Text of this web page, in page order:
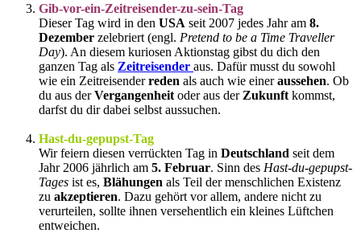
Gib-vor-ein-Zeitreisender-zu-sein-Tag
Dieser Tag wird in den USA seit 2007 jedes Jahr am 8.
Dezember zelebriert (engl. Pretend to be a Time Traveller
Day). An diesem kuriosen Aktionstag gibst du dich den
ganzen Tag als Zeitreisender aus. Dafür musst du sowohl
wie ein Zeitreisenderreden als auch wie eineraussehen. Ob
du aus derVergangenheit oder aus der Zukunft kommst,
darfst du dir dabei selbst aussuchen.
Hast-du-gepupst-Tag
Wir feiern diesen verrückten Tag in Deutschland seit dem
Jahr 2006 jährlich am 5. Februar. Sinn des Hast-du-gepupst-
Tages ist es, Blähungen als Teil der menschlichen Existenz
zu akzeptieren. Dazu gehört vor allem, andere nicht zu
verurteilen, sollte ihnen versehentlich ein kleines Lüftchen
entweichen.